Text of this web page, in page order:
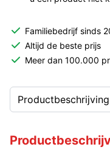
Familiebedrijf sinds
Altijd de beste prijs
Meer dan 100.000